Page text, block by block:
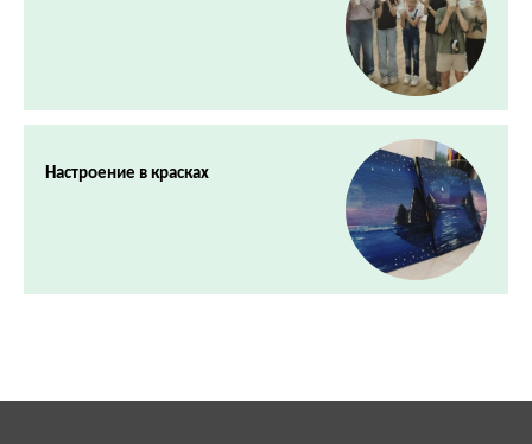
Настроение в красках